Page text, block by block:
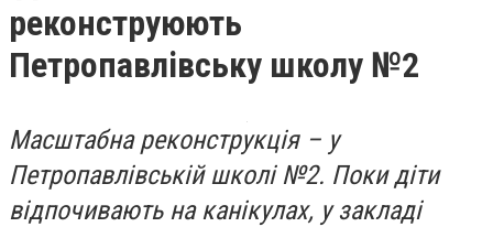
реконструюють
Петропавлівську школу №2
Масштабна реконструкція – у
Петропавлівській школі №2. Поки діти
відпочивають на канікулах, у закладі